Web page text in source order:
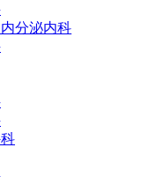
分泌内科